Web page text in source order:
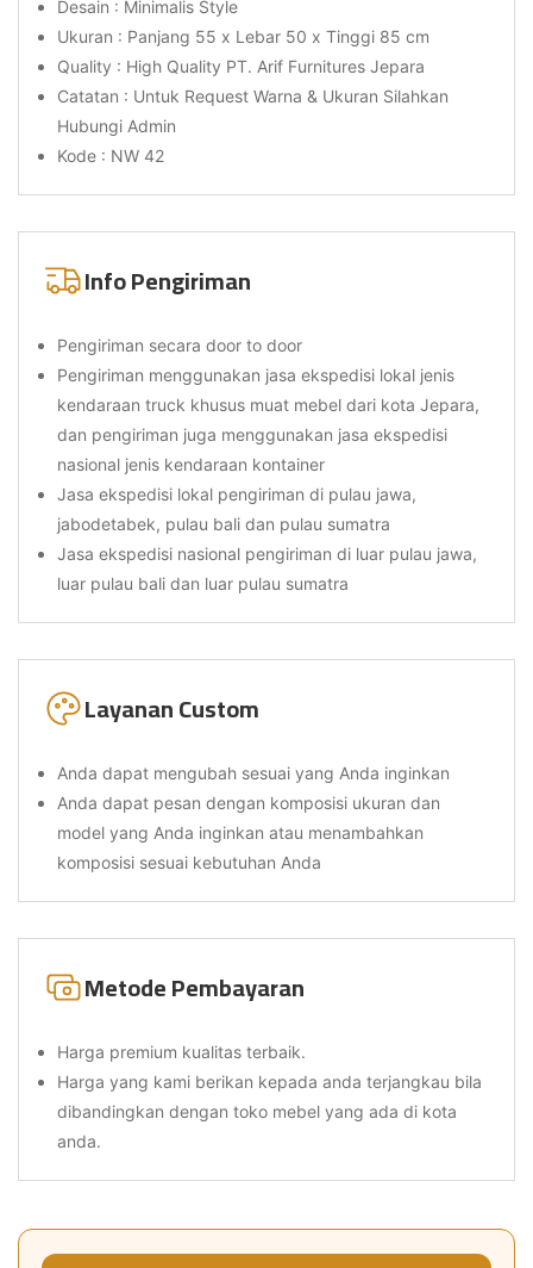
Desain : Minimalis Style
Ukuran : Panjang 55 x Lebar 50 x Tinggi 85 cm
Quality : High Quality PT. Arif Furnitures Jepara
Catatan : Untuk Request Warna & Ukuran Silahkan
Hubungi Admin
Kode : NW 42
Info Pengiriman
Pengiriman secara door to door
Pengiriman menggunakan jasa ekspedisi lokal jenis
kendaraan truck khusus muat mebel dari kota Jepara,
dan pengiriman juga menggunakan jasa ekspedisi
nasional jenis kendaraan kontainer
Jasa ekspedisi lokal pengiriman di pulau jawa,
jabodetabek, pulau bali dan pulau sumatra
Jasa ekspedisi nasional pengiriman di luar pulau jawa,
luar pulau bali dan luar pulau sumatra
Layanan Custom
Anda dapat mengubah sesuai yang Anda inginkan
Anda dapat pesan dengan komposisi ukuran dan
model yang Anda inginkan atau menambahkan
komposisi sesuai kebutuhan Anda
Metode Pembayaran
Harga premium kualitas terbaik.
Harga yang kami berikan kepada anda terjangkau bila
dibandingkan dengan toko mebel yang ada di kota
anda.